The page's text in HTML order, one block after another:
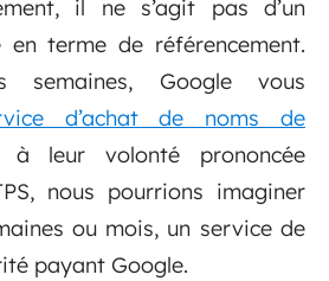
il ne s’agit pas d’un
terme de référencement.
semaines, Google vous
d’achat de noms de
à leur volonté prononcée
nous pourrions imaginer
ou mois, un service de
payant Google.